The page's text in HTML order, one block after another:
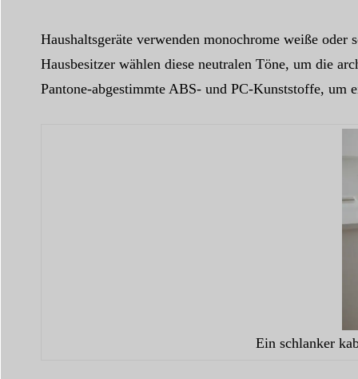
Haushaltsgeräte verwenden monochrome weiße
Hausbesitzer wählen diese neutralen Töne, um die
Pantone-abgestimmte ABS- und PC-Kunststoffe,
Ein schlanker